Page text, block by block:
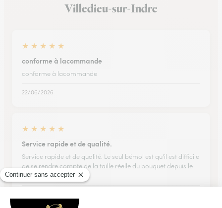
Villedieu-sur-Indre
★ ★ ★ ★ ★
conforme à lacommande
conforme à lacommande
22/06/2026
★ ★ ★ ★ ★
Service rapide et de qualité.
Service rapide et de qualité. Le seul bémol est qu'il est difficile
de se rendre compte de la taille réelle du bouquet depuis le
site internet.